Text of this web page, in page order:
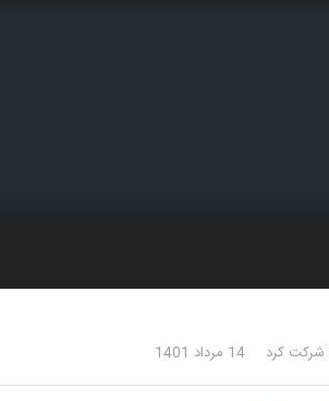
شرکت کرد 14 مرداد 1401